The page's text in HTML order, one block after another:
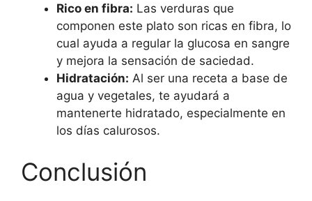
Rico en fibra: Las verduras que
componen este plato son ricas en fibra, lo
cual ayuda a regular la glucosa en sangre
y mejora la sensación de saciedad.
Hidratación: Al ser una receta a base de
agua y vegetales, te ayudará a
mantenerte hidratado, especialmente en
los días calurosos.
Conclusión